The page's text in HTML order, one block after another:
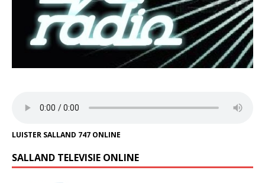
LUISTER SALLAND 747 ONLINE
SALLAND TELEVISIE ONLINE